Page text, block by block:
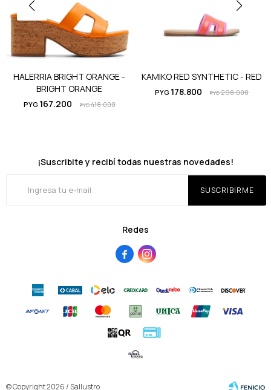
HALERRIA BRIGHT ORANGE -
BRIGHT ORANGE
PYG 167.200 PYG418.000
KAMIKO RED SYNTHETIC - RED
PYG 178.800 PYG298.000
Redes
 
¡Suscribite y recibí todas nuestras novedades!
SUSCRIBIRME
© Copyright 2026 / Sallustro